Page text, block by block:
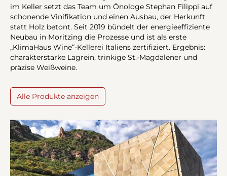
im Keller setzt das Team um Önologe Stephan Filippi auf
schonende Vinifikation und einen Ausbau, der Herkunft
statt Holz betont. Seit 2019 bündelt der energieeffiziente
Neubau in Moritzing die Prozesse und ist als erste
„KlimaHaus Wine“-Kellerei Italiens zertifiziert. Ergebnis:
charakterstarke Lagrein, trinkige St.-Magdalener und
präzise Weißweine.
Alle Produkte anzeigen